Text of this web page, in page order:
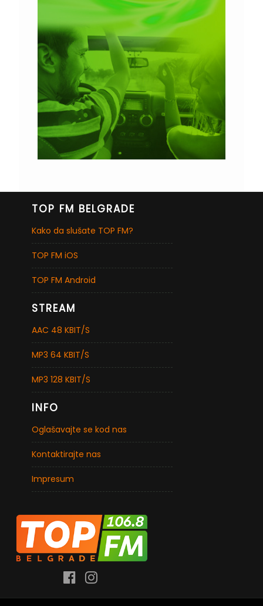
TOP FM BELGRADE
Kako da slušate TOP FM?
TOP FM iOS
TOP FM Android
STREAM
AAC 48 KBIT/S
MP3 64 KBIT/S
MP3 128 KBIT/S
INFO
Oglašavajte se kod nas
Kontaktirajte nas
Impresum